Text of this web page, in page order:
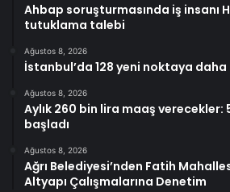
Ahbap soruşturmasında iş insanı
tutuklama talebi
Ağustos 8, 2026
İstanbul’da 128 yeni noktaya daha
Ağustos 8, 2026
Aylık 260 bin lira maaş verecekler:
başladı
Ağustos 8, 2026
Ağrı Belediyesi’nden Fatih
Altyapı Çalışmalarına Denetim